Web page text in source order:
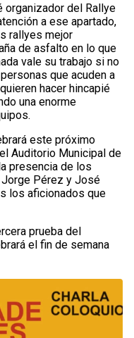
organizador del Rallye
a ese apartado,
rallyes mejor
de asfalto en lo que
vale su trabajo si no
que acuden a
hacer hincapié
una enorme
este próximo
Auditorio Municipal de
presencia de los
Pérez y José
los aficionados que
prueba del
el fin de semana